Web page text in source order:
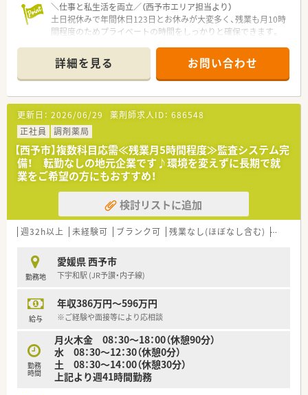
ております。
■ツルハグループとして瀬戸内海圏にてドミナント展開を強化
している地域№１のドラッグチェーンです。
今後も更に、ドラッグストアと調剤薬局の併設店を標準型店舗
として、利便性と専門性を兼ね備えた店舗展開を図って参りま
す。
■愛媛県を中心に四国・中国エリアに228店舗展開しておりま
す。現在約3割が調剤取扱店舗です。
■様々な福利厚生制度で、業界トップクラスの満足度を誇ってお
ります。誰もが安心して働ける職場づくりを目指しています。
■地域のお客様と共に取り組む地域支援・社会貢献活動も活発に
行っております。
＜こんな方にもオススメ＞
■複数店舗展開している規模の薬局を希望している方
■福利厚生などがしっかりしている企業で働きたい方
等々、気になる方はお気軽にお問い合わせ下さい。
＼仕事と私生活を両立／（西予市エリア担当より）
土日祝休みで年間休日123日とお休みが大変多く、残業も月10時
間程度のためプライベートの時間をしっかりと確保できます。
【店舗情報と応需状況について】
■最寄り駅の上宇和駅から徒歩13分の場所に位置しており、通
勤しやすい一般病院です。
■応需科目は総合科目となっておりますが、詳細な処方箋応需枚
数は公開されておりません。
■現在は常勤の薬剤師1名が勤務しており、地域医療を支える重
要な拠点となっています。
【求人情報について】
■正社員の勤務薬剤師を募集しており、高収入を目指せる魅力的
な条件が整っています。
■理論年収は496万円から672万円で、想定年収は最大736万円
まで相談可能です。
■上限27,000円の住居手当や扶養手当など、生活をサポートす
る各種手当が充実しています。
【勤務実態について】
■勤務時間は月曜日から金曜日までの8時30分から17時30分ま
でのシフトとなります。
やすい環境が整っています。
■年間休日は123日用意されており、日曜日や祝日に加えてしっ
詳細を見る お問い合わせ
更新日： 2026/06/29 薬剤師求人ID： 686548
正社員
調剤薬局
【西予市】複数科目応需≪残業月5時間程度≫監査システム完
備！ 転勤なしの地元企業です♪環境を変えずに長期で就
業をご希望の方にもおすすめ！
検討リストに追加
週32h以上 未経験可 ブランク可 残業なし(ほぼなし含む) 転勤な
勤務地
愛媛県 西予市
下宇和駅 (JR予讃・内子線)
給与
年収386万円～596万円
※ご経験や面接等により応相談
勤務
時間
月火木金 08：30～18：00（休憩90分）
水 08：30～12：30（休憩0分）
土 08：30～14：00（休憩30分）
上記より週41時間勤務